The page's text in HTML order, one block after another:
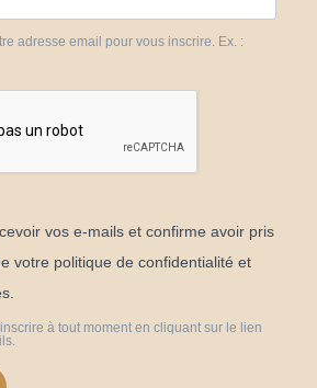
adresse email pour vous inscrire. Ex. :
vos e-mails et confirme avoir pris
votre politique de confidentialité et
à tout moment en cliquant sur le lien